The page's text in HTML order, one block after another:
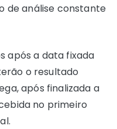
de análise constante
após a data fixada
o resultado
após finalizada a
no primeiro